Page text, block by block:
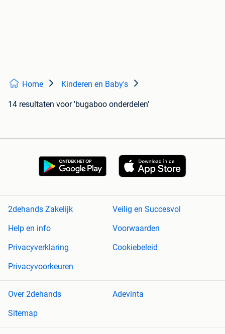
Home Kinderen en Baby's
14 resultaten voor 'bugaboo onderdelen'
2dehands Zakelijk
Veilig en Succesvol
Help en info
Voorwaarden
Privacyverklaring
Cookiebeleid
Privacyvoorkeuren
Over 2dehands
Adevinta
Sitemap